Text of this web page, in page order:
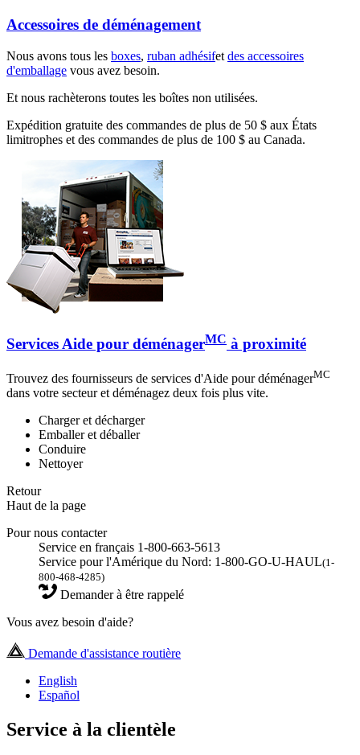
Accessoires de déménagement
Nous avons tous les boxes, ruban adhésifet des accessoires
d'emballage vous avez besoin.
Et nous rachèterons toutes les boîtes non utilisées.
Expédition gratuite des commandes de plus de 50 $ aux États
limitrophes et des commandes de plus de 100 $ au Canada.
Services Aide pour déménagerMC à proximité
Trouvez des fournisseurs de services d'Aide pour déménagerMC
dans votre secteur et déménagez deux fois plus vite.
Charger et décharger
Emballer et déballer
Conduire
Nettoyer
Retour
Haut de la page
Pour nous contacter
Service en français 1-800-663-5613
Service pour l'Amérique du Nord: 1-800-GO-U-HAUL(1-
800-468-4285)
Demander à être rappelé
Vous avez besoin d'aide?
Demande d'assistance routière
English
Español
Service à la clientèle